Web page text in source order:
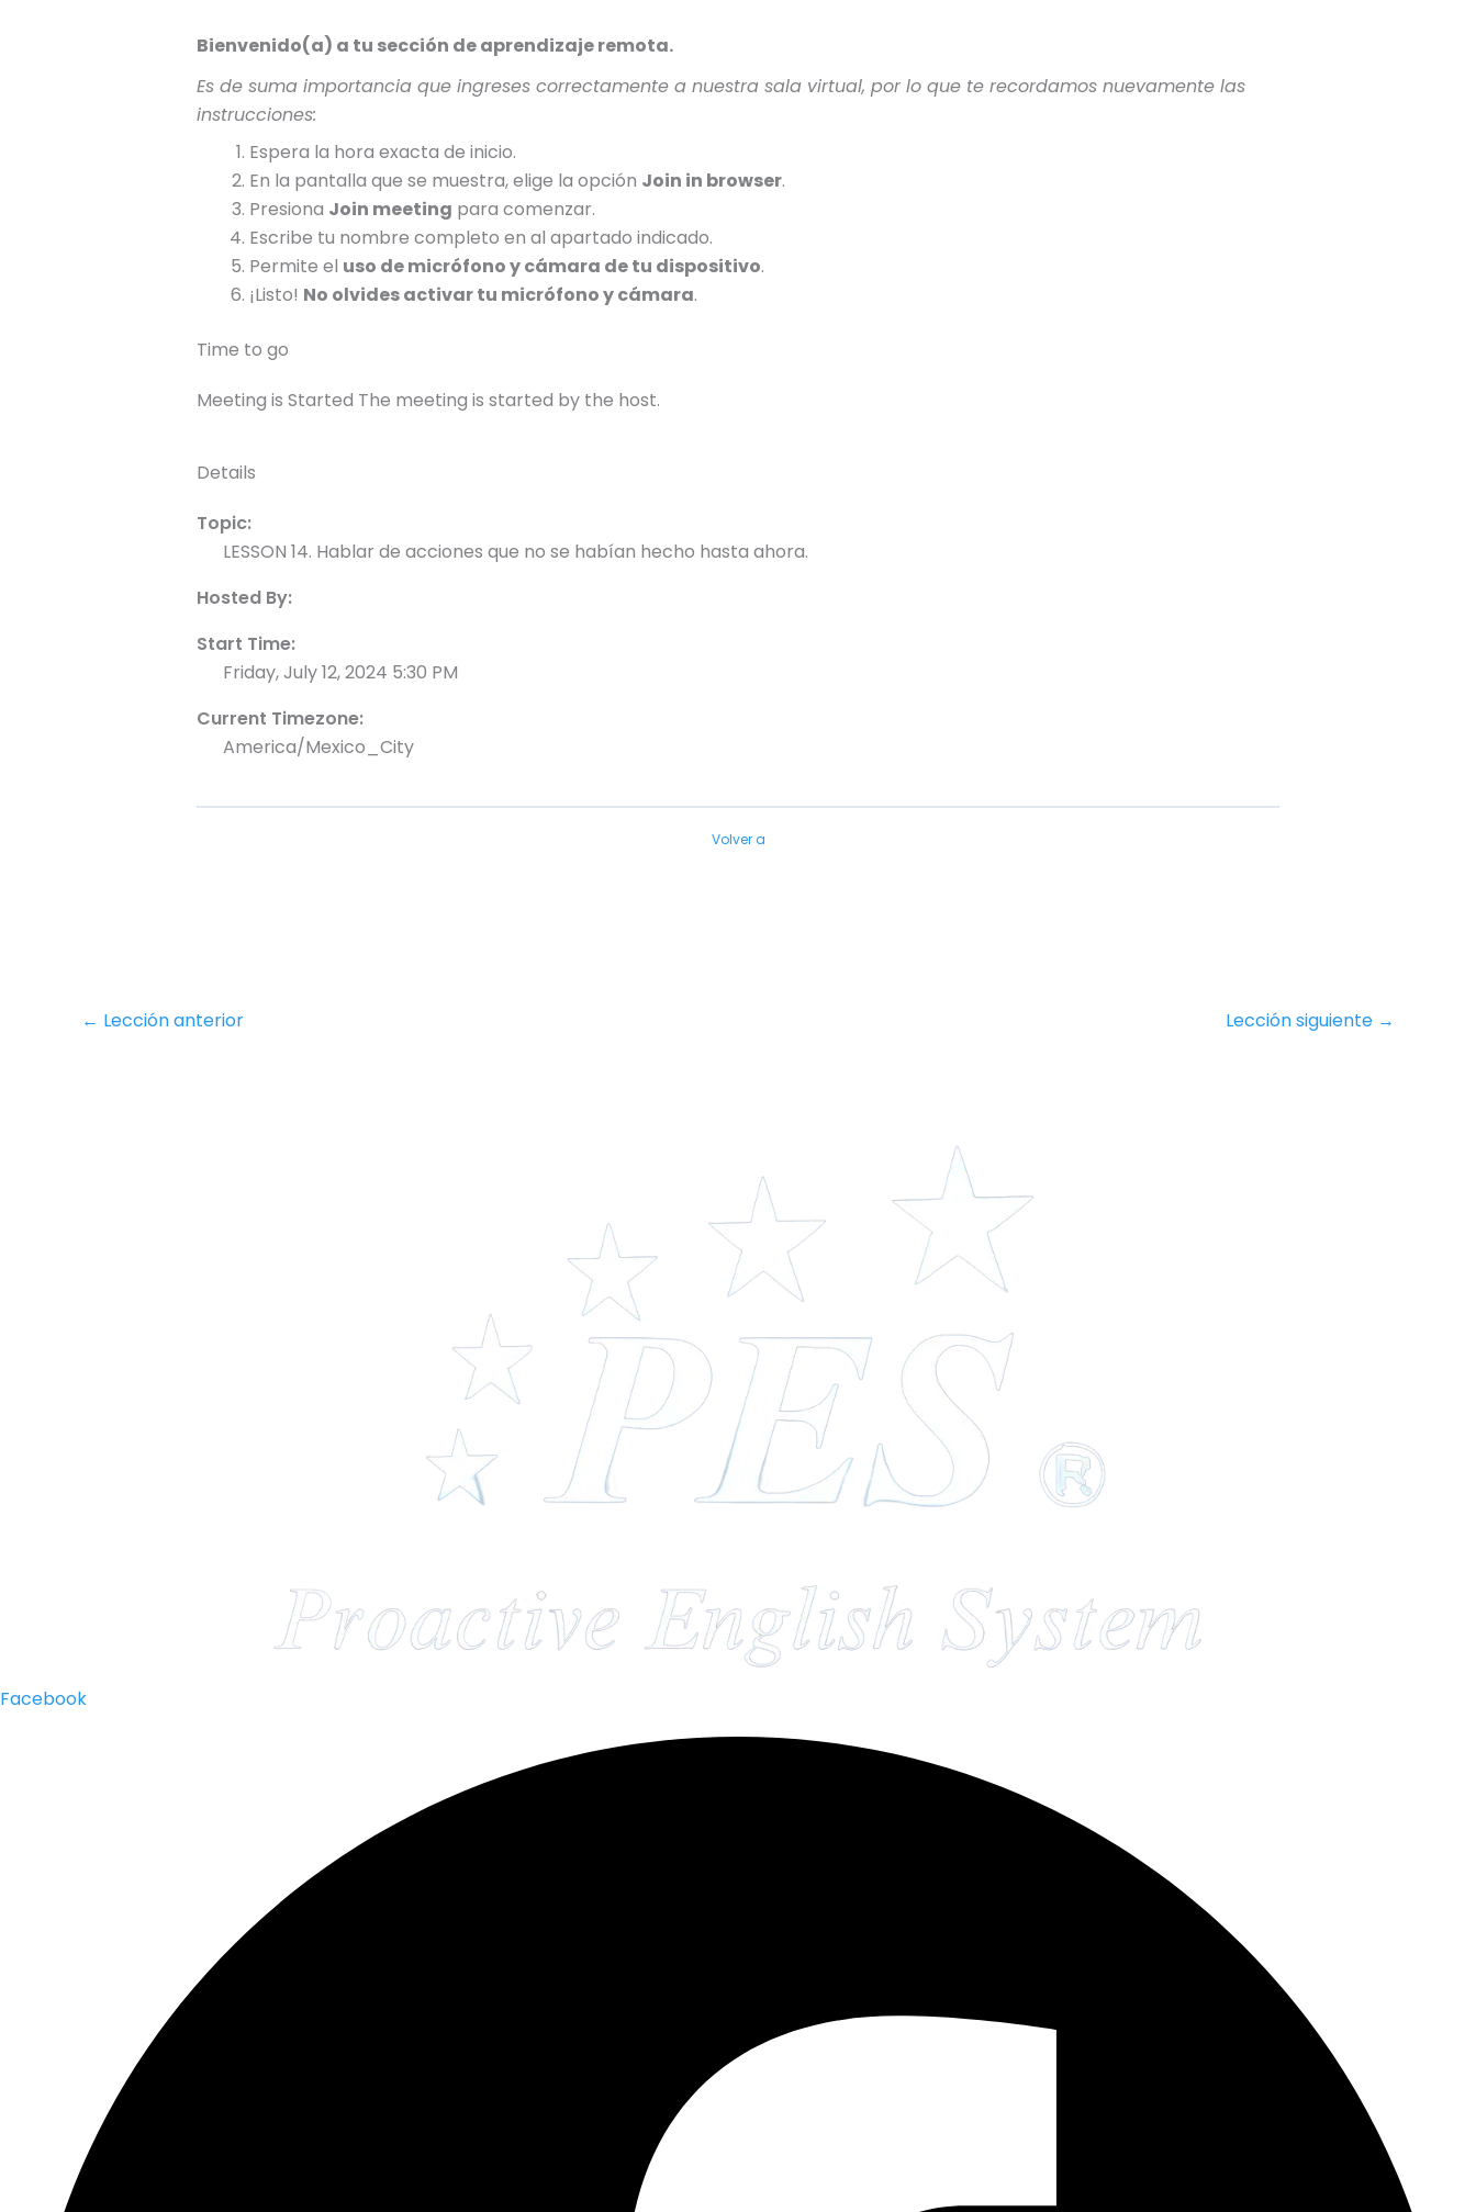
Bienvenido(a) a tu sección de aprendizaje remota.
Es de suma importancia que ingreses correctamente a nuestra sala virtual, por lo que te recordamos nuevamente las
instrucciones:
Espera la hora exacta de inicio.
En la pantalla que se muestra, elige la opción Join in browser.
Presiona Join meeting para comenzar.
Escribe tu nombre completo en al apartado indicado.
Permite el uso de micrófono y cámara de tu dispositivo.
¡Listo! No olvides activar tu micrófono y cámara.
Time to go
Meeting is Started The meeting is started by the host.
Details
Topic:
LESSON 14. Hablar de acciones que no se habían hecho hasta ahora.
Hosted By:
Start Time:
Friday, July 12, 2024 5:30 PM
Current Timezone:
America/Mexico_City
Volver a
← Lección anterior Lección siguiente →
Facebook